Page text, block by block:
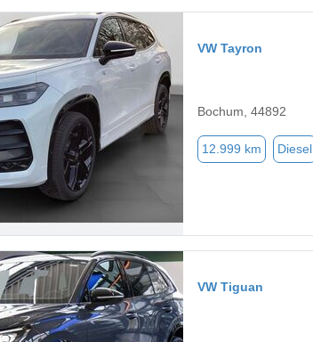
VW Tayron
Bochum, 44892
12.999 km Diesel
VW Tiguan